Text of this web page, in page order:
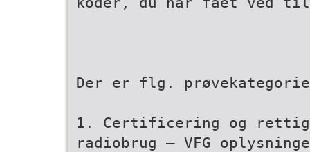
Der er flg.
1. Certificering og
radiobrug – VFG